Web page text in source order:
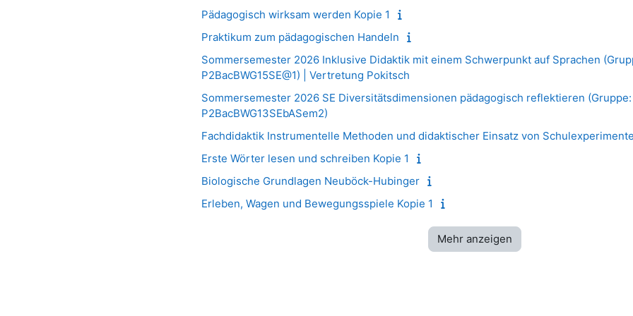
Pädagogisch wirksam werden Kopie 1
Praktikum zum pädagogischen Handeln
Sommersemester 2026 Inklusive Didaktik mit einem Schwerpunkt auf Sprachen
P2BacBWG15SE@1) | Vertretung Pokitsch
Sommersemester 2026 SE Diversitätsdimensionen pädagogisch reflektieren (Gruppe:
P2BacBWG13SEbASem2)
Fachdidaktik Instrumentelle Methoden und didaktischer Einsatz von
Erste Wörter lesen und schreiben Kopie 1
Biologische Grundlagen Neuböck-Hubinger
Erleben, Wagen und Bewegungsspiele Kopie 1
Mehr anzeigen